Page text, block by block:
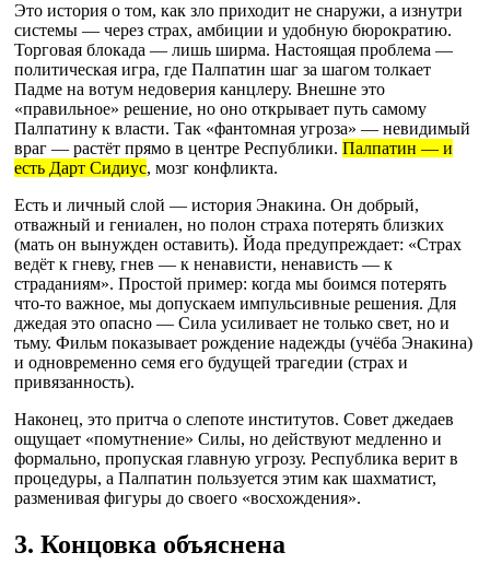
Это история о том, как зло приходит не снаружи, а изнутри
системы — через страх, амбиции и удобную бюрократию.
Торговая блокада — лишь ширма. Настоящая проблема —
политическая игра, где Палпатин шаг за шагом толкает
Падме на вотум недоверия канцлеру. Внешне это
«правильное» решение, но оно открывает путь самому
Палпатину к власти. Так «фантомная угроза» — невидимый
враг — растёт прямо в центре Республики. Палпатин — и
есть Дарт Сидиус, мозг конфликта.
Есть и личный слой — история Энакина. Он добрый,
отважный и гениален, но полон страха потерять близких
(мать он вынужден оставить). Йода предупреждает: «Страх
ведёт к гневу, гнев — к ненависти, ненависть — к
страданиям». Простой пример: когда мы боимся потерять
что-то важное, мы допускаем импульсивные решения. Для
джедая это опасно — Сила усиливает не только свет, но и
тьму. Фильм показывает рождение надежды (учёба Энакина)
и одновременно семя его будущей трагедии (страх и
привязанность).
Наконец, это притча о слепоте институтов. Совет джедаев
ощущает «помутнение» Силы, но действуют медленно и
формально, пропуская главную угрозу. Республика верит в
процедуры, а Палпатин пользуется этим как шахматист,
разменивая фигуры до своего «восхождения».
3. Концовка объяснена